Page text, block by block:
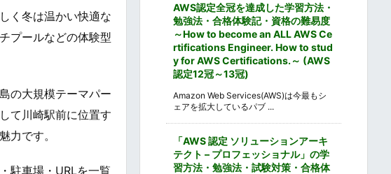
く冬は温かい快適な
プールなどの体験型
の大規模テーマパー
て川崎駅前に位置す
力です。
駐車場・URLを一覧
AWS認定全冠を達成した学習方法・
勉強法・合格体験記・資格の難易度
～How to become an ALL AWS Ce
rtifications Engineer. How to stud
y for AWS Certifications.～ (AWS
認定12冠～13冠)
Amazon Web Services(AWS)は今最もシ
ェアを拡大しているパブ ...
「AWS 認定 ソリューションアーキ
テクト – プロフェッショナル」の学
習方法・勉強法・試験対策・合格体